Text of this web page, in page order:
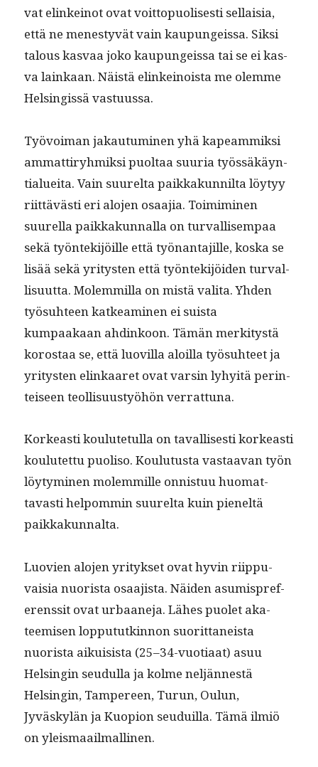
vat elinkeinot ovat voit­top­uolis­es­ti sel­l­aisia,
että ne men­estyvät vain kaupungeis­sa. Sik­si
talous kas­vaa joko kaupungeis­sa tai se ei kas­
va lainkaan. Näistä elinkeinoista me olemme
Helsingis­sä vastuussa.
Työvoiman jakau­tu­mi­nen yhä kapeam­mik­si
ammat­tiryh­mik­si puoltaa suuria työssäkäyn­
tialuei­ta. Vain suurelta paikkakun­nil­ta löy­tyy
riit­tävästi eri alo­jen osaa­jia. Toim­imi­nen
suurel­la paikkakun­nal­la on tur­val­lisem­paa
sekä työn­tek­i­jöille että työ­nan­ta­jille, kos­ka se
lisää sekä yri­tys­ten että työn­tek­i­jöi­den tur­val­
lisu­ut­ta. Molem­mil­la on mis­tä vali­ta. Yhden
työ­suh­teen katkeami­nen ei suista
kumpaakaan ahdinkoon. Tämän merk­i­tys­tä
korostaa se, että luovil­la aloil­la työ­suh­teet ja
yri­tys­ten elinkaaret ovat varsin lyhy­itä per­in­
teiseen teol­lisu­ustyöhön verrattuna.
Korkeasti koulute­tul­la on taval­lis­es­ti korkeasti
koulutet­tu puoliso. Koulu­tus­ta vas­taa­van työn
löy­tymi­nen molem­mille onnis­tuu huo­mat­
tavasti helpom­min suurelta kuin pieneltä
paikkakunnalta.
Luovien alo­jen yri­tyk­set ovat hyvin riip­pu­
vaisia nuorista osaa­jista. Näi­den asum­is­pref­
er­enssit ovat urbaane­ja. Läh­es puo­let aka­
teemisen lop­pututkin­non suorit­taneista
nuorista aikui­sista (25–34-vuotiaat) asuu
Helsin­gin seudul­la ja kolme neljännestä
Helsin­gin, Tam­pereen, Turun, Oulun,
Jyväskylän ja Kuo­pi­on seuduil­la. Tämä ilmiö
on yleismaailmallinen.